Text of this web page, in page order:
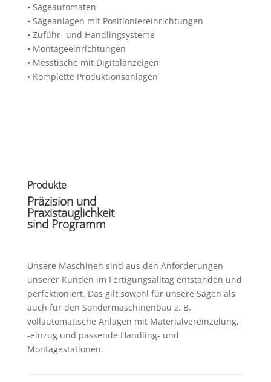
• Sägeautomaten
• Sägeanlagen mit Positioniereinrichtungen
• Zuführ- und Handlingsysteme
• Montageeinrichtungen
• Messtische mit Digitalanzeigen
• Komplette Produktionsanlagen
Produkte
Präzision und
Praxistauglichkeit
sind Programm
Unsere Maschinen sind aus den Anforderungen
unserer Kunden im Fertigungsalltag entstanden und
perfektioniert. Das gilt sowohl für unsere Sägen als
auch für den Sondermaschinenbau z. B.
vollautomatische Anlagen mit Materialvereinzelung,
-einzug und passende Handling- und
Montagestationen.